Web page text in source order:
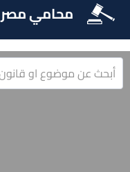
محامي مصر